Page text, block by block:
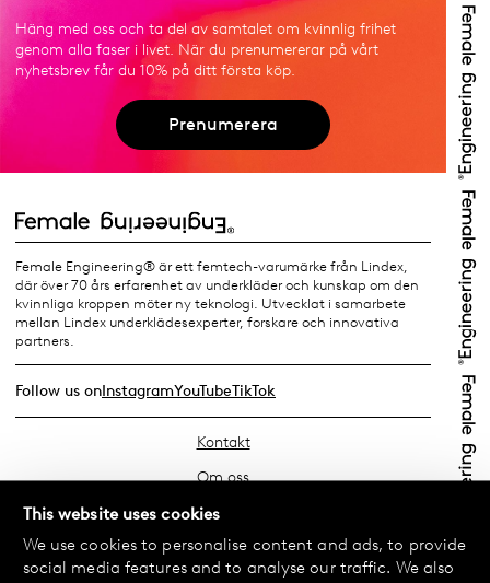
This website uses cookies
We use cookies to personalise content and ads, to provide
social media features and to analyse our traffic. We also
Häng med oss och ta del av samtalet om kvinnlig frihet
genom alla faser i livet. När du prenumererar på vårt
nyhetsbrev får du 10% på ditt första köp.
Prenumerera
Female Engineering® är ett femtech-varumärke från Lindex,
där över 70 års erfarenhet av underkläder och kunskap om den
kvinnliga kroppen möter ny teknologi. Utvecklat i samarbete
mellan Lindex underklädesexperter, forskare och innovativa
partners.
Follow us onInstagramYouTubeTikTok
Kontakt
Om oss
Hitta din butik
FAQ